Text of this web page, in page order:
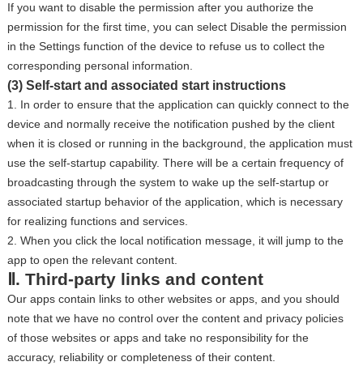
If you want to disable the permission after you authorize the
permission for the first time, you can select Disable the permission
in the Settings function of the device to refuse us to collect the
corresponding personal information.
(3) Self-start and associated start instructions
1. In order to ensure that the application can quickly connect to the
device and normally receive the notification pushed by the client
when it is closed or running in the background, the application must
use the self-startup capability. There will be a certain frequency of
broadcasting through the system to wake up the self-startup or
associated startup behavior of the application, which is necessary
for realizing functions and services.
2. When you click the local notification message, it will jump to the
app to open the relevant content.
Ⅱ. Third-party links and content
Our apps contain links to other websites or apps, and you should
note that we have no control over the content and privacy policies
of those websites or apps and take no responsibility for the
accuracy, reliability or completeness of their content.